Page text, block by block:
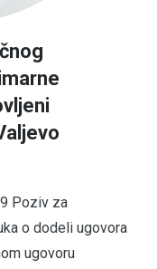
Poziv za
o dodeli ugovora
ugovoru